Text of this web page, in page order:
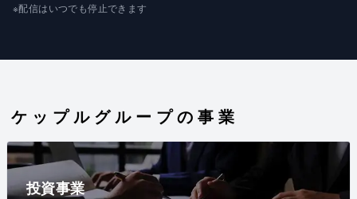
※配信はいつでも停止できます
ケップルグループの事業
投資事業